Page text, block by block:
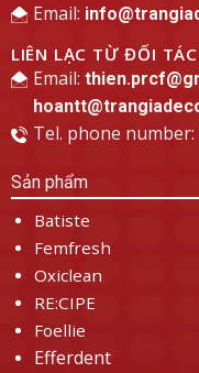
Email:
LIÊN LẠC TỪ ĐỐI
Email:
Tel. phone number:
Sản phẩm
Batiste
Femfresh
Oxiclean
RE:CIPE
Foellie
Efferdent